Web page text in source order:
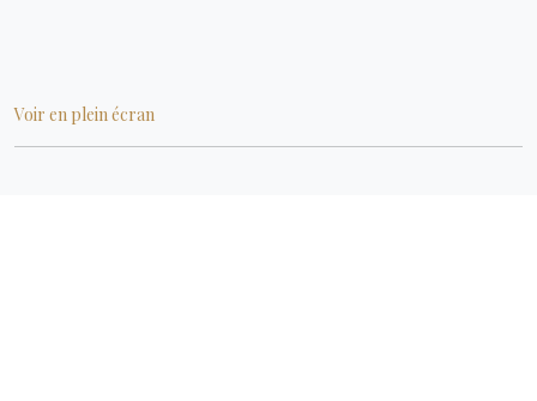
Voir en plein écran